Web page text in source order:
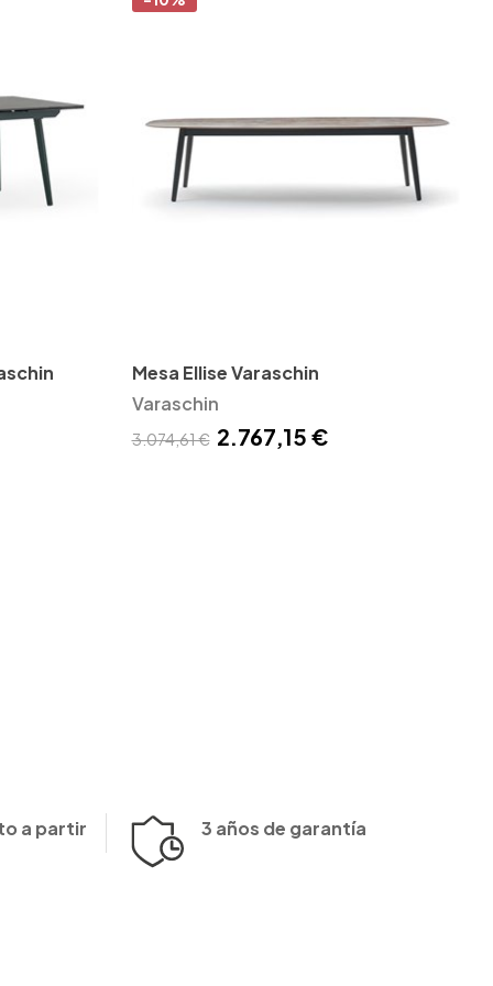
Mesa Ellise Varaschin
Varaschin
3.074,61 € 2.767,15 €
a partir 3 años de garantía